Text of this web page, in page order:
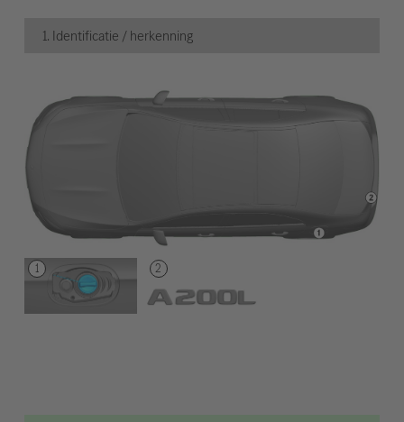
1. Identificatie / herkenning